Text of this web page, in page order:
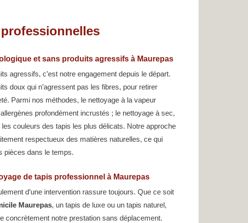
et sans produits agressifs à Maurepas
agressifs, c’est notre engagement depuis le départ.
doux qui n’agressent pas les fibres, pour retirer
Parmi nos méthodes, le nettoyage à la vapeur
profondément incrustés ; le nettoyage à sec,
couleurs des tapis les plus délicats. Notre approche
respectueux des matières naturelles, ce qui
pièces dans le temps.
de tapis professionnel à Maurepas
d’une intervention rassure toujours. Que ce soit
Maurepas, un tapis de luxe ou un tapis naturel,
concrètement notre prestation sans déplacement.